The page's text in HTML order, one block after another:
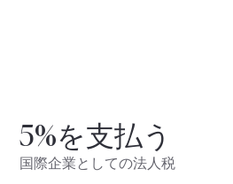
5%を支払う
国際企業としての法人税